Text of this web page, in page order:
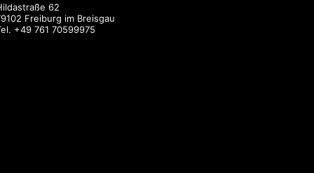
62
Freiburg im Breisgau
+49 761 70599975